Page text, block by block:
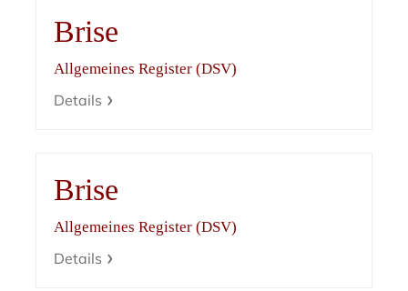
Brise
Allgemeines Register (DSV)
Details
Brise
Allgemeines Register (DSV)
Details